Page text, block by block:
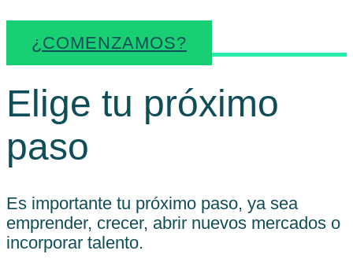
¿COMENZAMOS?
Elige tu próximo
paso
Es importante tu próximo paso, ya sea
emprender, crecer, abrir nuevos mercados o
incorporar talento.